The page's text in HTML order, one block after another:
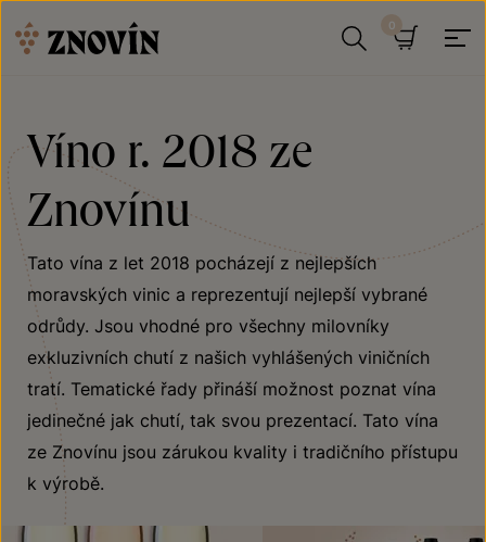
Víno r. 2018 ze
Znovínu
Tato vína z let 2018 pocházejí z nejlepších
moravských vinic a reprezentují nejlepší vybrané
odrůdy. Jsou vhodné pro všechny milovníky
exkluzivních chutí z našich vyhlášených viničních
tratí. Tematické řady přináší možnost poznat vína
jedinečné jak chutí, tak svou prezentací. Tato vína
ze Znovínu jsou zárukou kvality i tradičního přístupu
k výrobě.